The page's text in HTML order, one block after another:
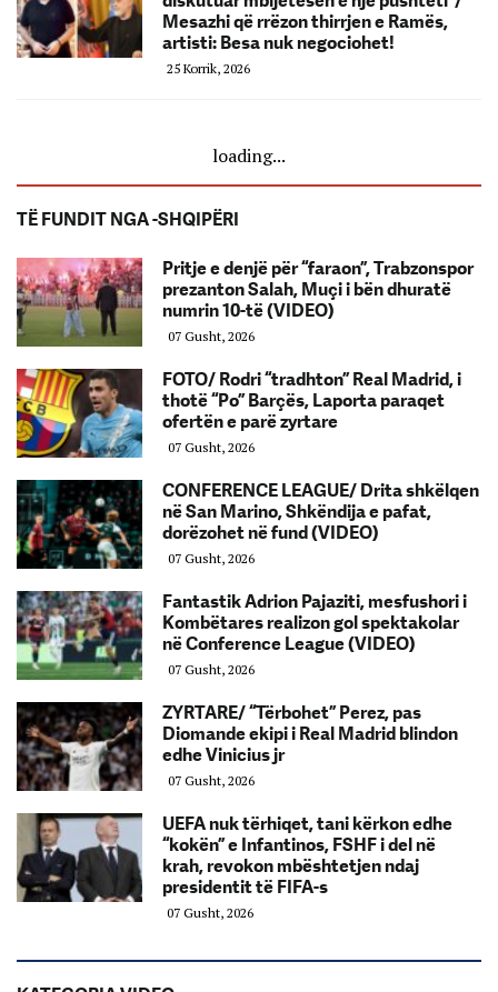
Mesazhi që rrëzon thirrjen e Ramës,
artisti: Besa nuk negociohet!
25 Korrik, 2026
loading...
TË FUNDIT NGA -SHQIPËRI
Pritje e denjë për “faraon”, Trabzonspor
prezanton Salah, Muçi i bën dhuratë
numrin 10-të (VIDEO)
07 Gusht, 2026
FOTO/ Rodri “tradhton” Real Madrid, i
thotë “Po” Barçës, Laporta paraqet
ofertën e parë zyrtare
07 Gusht, 2026
CONFERENCE LEAGUE/ Drita shkëlqen
në San Marino, Shkëndija e pafat,
dorëzohet në fund (VIDEO)
07 Gusht, 2026
Fantastik Adrion Pajaziti, mesfushori i
Kombëtares realizon gol spektakolar
në Conference League (VIDEO)
07 Gusht, 2026
ZYRTARE/ “Tërbohet” Perez, pas
Diomande ekipi i Real Madrid blindon
edhe Vinicius jr
07 Gusht, 2026
UEFA nuk tërhiqet, tani kërkon edhe
“kokën” e Infantinos, FSHF i del në
krah, revokon mbështetjen ndaj
presidentit të FIFA-s
07 Gusht, 2026